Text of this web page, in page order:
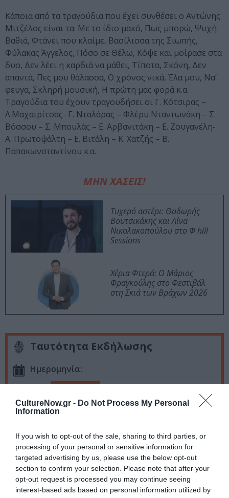
CultureNow.gr - Do Not Process My Personal
Information
If you wish to opt-out of the sale, sharing to third parties, or
processing of your personal or sensitive information for
targeted advertising by us, please use the below opt-out
section to confirm your selection. Please note that after your
opt-out request is processed you may continue seeing
interest-based ads based on personal information utilized by
Κάποια από τα τραγούδια που έχει συνθέσει ο Αντώνης
Μιτζέλος είναι τα: Με το ίδιο μακό, Πως μπορώ, Ψυχή
Βαθιά, Φτάνει που κλαίμε, Βασίλισσα της Σιωπής,
Φύλακας Άγγελος, Πόσο σε Θέλω, Κόψε και μοίρασε στα
δυο, Δεν λέει η καρδιά να μάθει, Τίποτα, Σκόνη, Δεν
απαντά, Πες μου θάλασσα, Ο χρόνος νικά, Έλα μου, Να’
φευγα, Σκληρή μουσική, Η πρώτη μας φορά κ.α.
Τραγούδια του έχουν τραγουδήσει οι Γ. Κότσιρας –
Λ.Μαχαιρίτσας- Γ. Νταλάρας – Φλέρυ Νταντωνάκη – Σ.
Βόσσου – Σ. Μπουλάς – Ε. Αρβανιτάκη – Ε. Ζουγανέλη-
Α. Πρωτοψάλτη – Ε. Βιτάλη – Κ. Χατζής – Β.
Παπακωνσταντίνου κ.α.
ΜΗΝ ΧΑΣΕΙΣ!
Τυχερό αστέρι: Θοδωρής
Βουτσικάκης και Λίνα
Νικολακοπούλου στο Φ hill
Sessions
Χέρια Φτερά: Ο Μάριος
Φραγκούλης στο Φεστιβάλ
στη Σκιά των Βράχων 2026
Ταυτότητα Εκδήλωσης
Ημερομηνία:
Κάθε Κυριακή, 20.30
Caja De Musica, Σινώπης 27, Αμπελόκηποι, Αθήνα
Caja de Musica
Eισιτήρια: